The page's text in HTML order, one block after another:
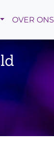
OVER ONS